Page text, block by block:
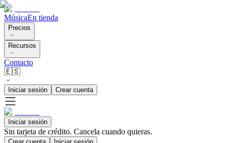
MúsicaEn tienda
Precios
Recursos
Contacto
🇪🇸
Iniciar sesión Crear cuenta
Iniciar sesión
Sin tarjeta de crédito. Cancela cuando quieras.